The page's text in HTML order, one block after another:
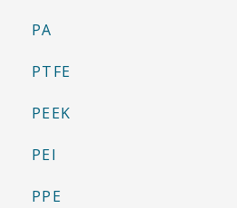
PA
PTFE
PEEK
PEI
PPE